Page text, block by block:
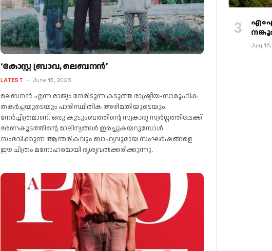
‘കോസ്റ്റ ബ്രാവ, ലെബനൻ’
LATEST June 13, 2026
ലെബനൻ എന്ന രാജ്യം നേരിടുന്ന കടുത്ത രാഷ്ട്രീയ-സാമൂഹിക
തകർച്ചയുടെയും പാരിസ്ഥിതിക അഴിമതിയുടെയും
നേർച്ചിത്രമാണ്. ഒരു കുടുംബത്തിന്റെ സ്വകാര്യ സ്വർഗ്ഗത്തിലേക്ക്
ഭരണകൂടത്തിന്റെ മാലിന്യങ്ങൾ ഇരച്ചുകയറുമ്പോൾ
സംഭവിക്കുന്ന ആന്തരികവും ബാഹ്യവുമായ സംഘർഷങ്ങളെ
ഈ ചിത്രം മനോഹരമായി ദൃശ്യവൽക്കരിക്കുന്നു.
July